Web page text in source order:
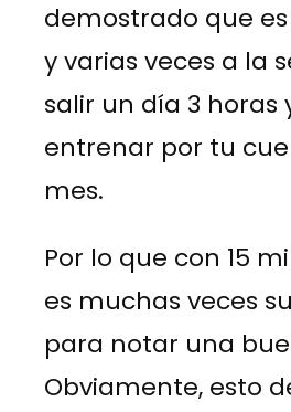
demostrado que
y varias veces a la
salir un día 3 horas
entrenar por tu
mes.
Por lo que con 15
es muchas veces
para notar una
Obviamente, esto